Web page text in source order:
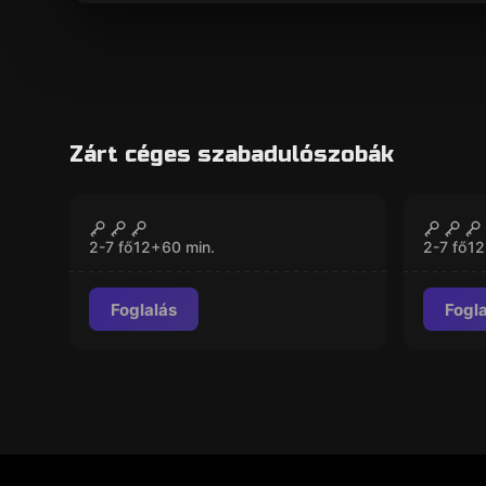
Zárt céges szabadulószobák
Rejtélyek Roxfortban
2-7 fő12+60 min.
Foglalás
A
2-7 fő12